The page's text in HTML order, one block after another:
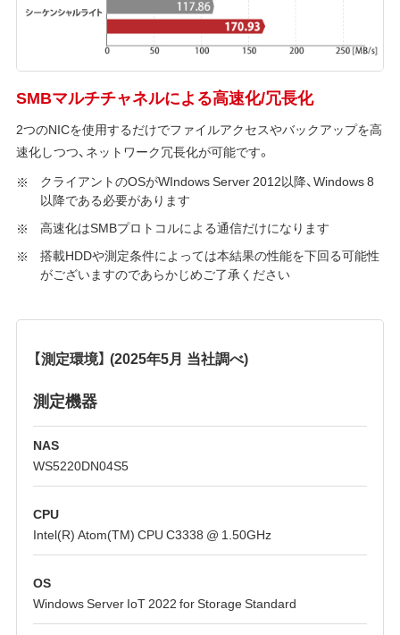
SMBマルチチャネルによる高速化/冗長化
2つのNICを使用するだけでファイルアクセスやバックアップを高
速化しつつ、ネットワーク冗長化が可能です。
クライアントのOSがWIndows Server 2012以降、Windows 8
以降である必要があります
高速化はSMBプロトコルによる通信だけになります
搭載HDDや測定条件によっては本結果の性能を下回る可能性
がございますのであらかじめご了承ください
【測定環境】 (2025年5月 当社調べ)
測定機器
NAS
WS5220DN04S5
CPU
Intel(R) Atom(TM) CPU C3338 @ 1.50GHz
OS
Windows Server IoT 2022 for Storage Standard